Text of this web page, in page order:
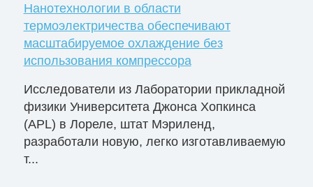
Нанотехнологии в области
термоэлектричества обеспечивают
масштабируемое охлаждение без
использования компрессора
Исследователи из Лаборатории прикладной
физики Университета Джонса Хопкинса
(APL) в Лореле, штат Мэриленд,
разработали новую, легко изготавливаемую
т...